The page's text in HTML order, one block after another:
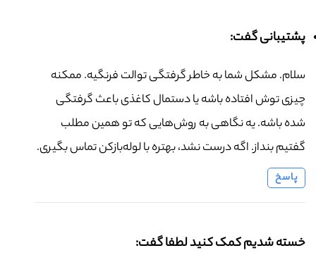
پشتیبانی گفت:
سلام. مشکل شما به خاطر گرفتگی توالت فرنگیه. ممکنه
چیزی توش افتاده باشه یا دستمال کاغذی باعث گرفتگی
شده باشه. یه نگاهی به روش‌هایی که تو همین مطلب
گفتیم بنداز. اگه درست نشد، بهتره با لوله‌بازکن تماس بگیری.
پاسخ
خسته شدیم کمک کنید لطفا گفت: